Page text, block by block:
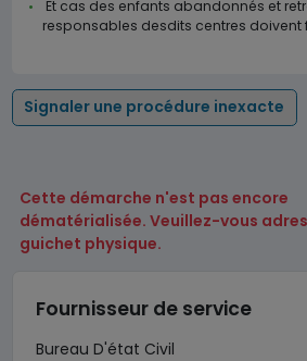
Et cas des enfants abandonnés et
responsables desdits centres doivent
Signaler une procédure inexacte
Cette démarche n'est pas encore
dématérialisée. Veuillez-vous
guichet physique.
Fournisseur de service
Bureau D'état Civil